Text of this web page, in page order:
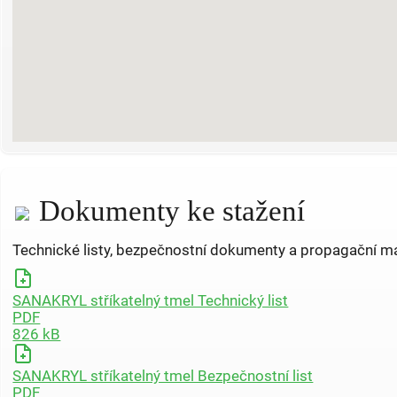
Dokumenty ke stažení
Technické listy, bezpečnostní dokumenty a propagační
SANAKRYL stříkatelný tmel Technický list
PDF
826 kB
SANAKRYL stříkatelný tmel Bezpečnostní list
PDF